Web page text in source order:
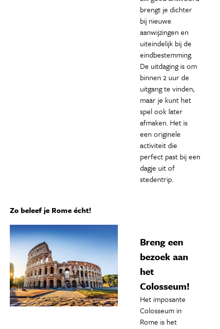
brengt je dichter
bij nieuwe
aanwijzingen en
uiteindelijk bij de
eindbestemming.
De uitdaging is om
binnen 2 uur de
uitgang te vinden,
maar je kunt het
spel ook later
afmaken. Het is
een originele
activiteit die
perfect past bij een
dagje uit of
stedentrip.
Zo beleef je Rome écht!
Breng een
bezoek aan
het
Colosseum!
Het imposante
Colosseum in
Rome is het